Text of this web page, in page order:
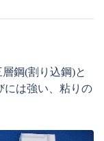
鋼(割り込鋼)と
には強い、粘りの